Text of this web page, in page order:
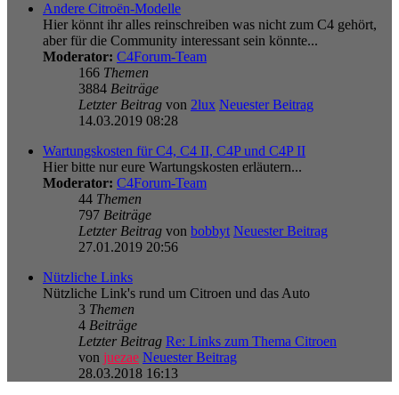
Andere Citroën-Modelle
Hier könnt ihr alles reinschreiben was nicht zum C4 gehört,
aber für die Community interessant sein könnte...
Moderator: C4Forum-Team
166 Themen
3884 Beiträge
Letzter Beitrag von 2lux Neuester Beitrag
14.03.2019 08:28
Wartungskosten für C4, C4 II, C4P und C4P II
Hier bitte nur eure Wartungskosten erläutern...
Moderator: C4Forum-Team
44 Themen
797 Beiträge
Letzter Beitrag von bobbyt Neuester Beitrag
27.01.2019 20:56
Nützliche Links
Nützliche Link's rund um Citroen und das Auto
3 Themen
4 Beiträge
Letzter Beitrag Re: Links zum Thema Citroen
von juezae Neuester Beitrag
28.03.2018 16:13